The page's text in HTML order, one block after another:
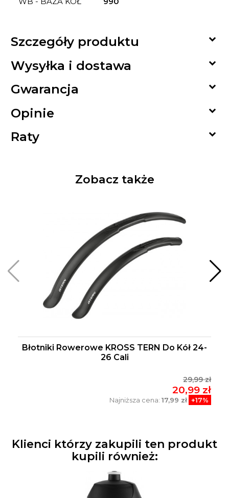
Szczegóły produktu 
Wysyłka i dostawa 
Gwarancja 
Opinie 
Raty 
Zobacz także
Błotniki Rowerowe KROSS TERN Do Kół 24-
26 Cali
29,99 zł
20,99 zł
Najniższa cena: 17,99 zł +17%
Klienci którzy zakupili ten produkt
kupili również: